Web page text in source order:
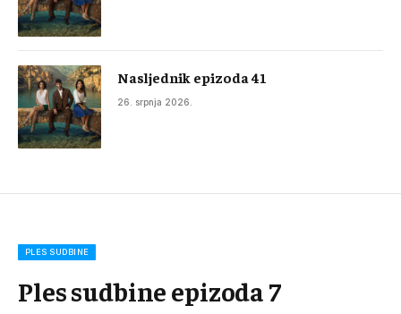
Nasljednik epizoda 41
26. srpnja 2026.
PLES SUDBINE
Ples sudbine epizoda 7